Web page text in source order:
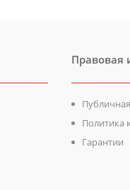
Правовая
Политика
Гарантии